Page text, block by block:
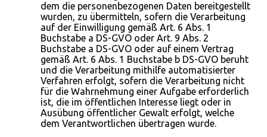
dem die personenbezogenen Daten bereitgestellt
wurden, zu übermitteln, sofern die Verarbeitung
auf der Einwilligung gemäß Art. 6 Abs. 1
Buchstabe a DS-GVO oder Art. 9 Abs. 2
Buchstabe a DS-GVO oder auf einem Vertrag
gemäß Art. 6 Abs. 1 Buchstabe b DS-GVO beruht
und die Verarbeitung mithilfe automatisierter
Verfahren erfolgt, sofern die Verarbeitung nicht
für die Wahrnehmung einer Aufgabe erforderlich
ist, die im öffentlichen Interesse liegt oder in
Ausübung öffentlicher Gewalt erfolgt, welche
dem Verantwortlichen übertragen wurde.